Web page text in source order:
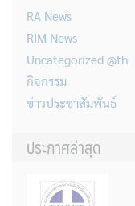
RA News
RIM News
Uncategorized @th
กิจกรรม
ข่าวประชาสัมพันธ์
ประกาศล่าสุด